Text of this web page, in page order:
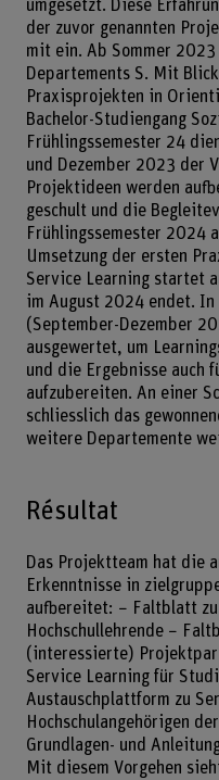
umgesetzt. Diese
der zuvor genannten
mit ein. Ab Sommer
Departements S. Mit
Praxisprojekten in
Bachelor-Studiengang
Frühlingssemester 24
und Dezember 2023 der
Projektideen werden
geschult und die
Frühlingssemester 2024
Umsetzung der ersten
Service Learning startet
im August 2024 endet.
(September-Dezember
ausgewertet, um
und die Ergebnisse auch
aufzubereiten. An einer
schliesslich das
weitere Departemente
Résultat
Das Projektteam hat die
Erkenntnisse in
aufbereitet: − Faltblatt
Hochschullehrende −
(interessierte)
Service Learning für
Austauschplattform zu
Hochschulangehörigen
Grundlagen- und
Mit diesem Vorgehen